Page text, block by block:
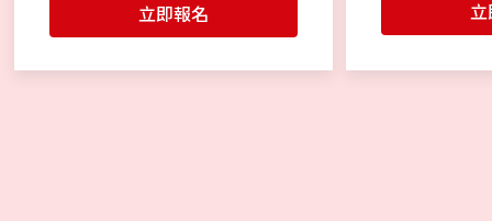
立即報名 立